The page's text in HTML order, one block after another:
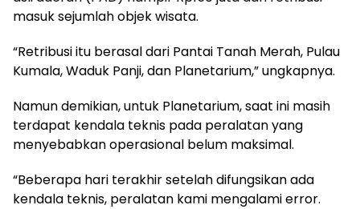
masuk sejumlah objek wisata.
“Retribusi itu berasal dari Pantai Tanah Merah, Pulau
Kumala, Waduk Panji, dan Planetarium,” ungkapnya.
Namun demikian, untuk Planetarium, saat ini masih
terdapat kendala teknis pada peralatan yang
menyebabkan operasional belum maksimal.
“Beberapa hari terakhir setelah difungsikan ada
kendala teknis, peralatan kami mengalami error.